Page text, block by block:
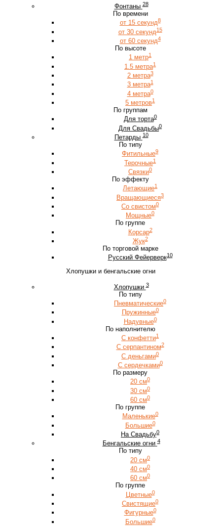
Фонтаны 28
По времени
от 15 секунд8
от 30 секунд15
от 60 секунд4
По высоте
1 метр1
1.5 метра1
2 метра3
3 метра1
4 метра0
5 метров1
По группам
Для торта0
Для Свадьбы0
Петарды 10
По типу
Фитильные9
Терочные1
Связки0
По эффекту
Летающие1
Вращающиеся3
Со свистом0
Мощные0
По группе
Корсар2
Жук2
По торговой марке
Русский Фейерверк10
Хлопушки и бенгальские огни
Хлопушки 3
По типу
Пневматические0
Пружинные0
Надувные0
По наполнителю
С конфетти1
С серпантином2
С деньгами0
С сердечками0
По размеру
20 см0
30 см0
60 см0
По группе
Маленькие0
Большие0
На Свадьбу0
Бенгальские огни 4
По типу
20 см0
40 см0
60 см0
По группе
Цветные0
Свистящие0
Фигурные0
Большие0